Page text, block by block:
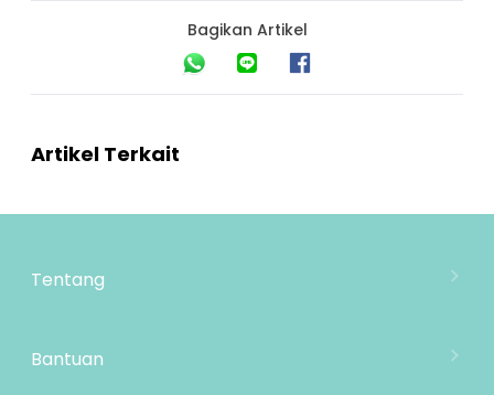
Bagikan Artikel
Artikel Terkait
Tentang
Lokasi Toko
Bantuan